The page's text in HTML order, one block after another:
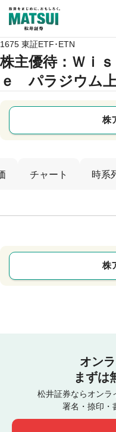
1675 東証ETF･ETN
株主優待：Ｗｉ
ｅ パラジウム
株
チャート 時系
株
オン
まずは
松井証券ならオンラ
署名・捺印・